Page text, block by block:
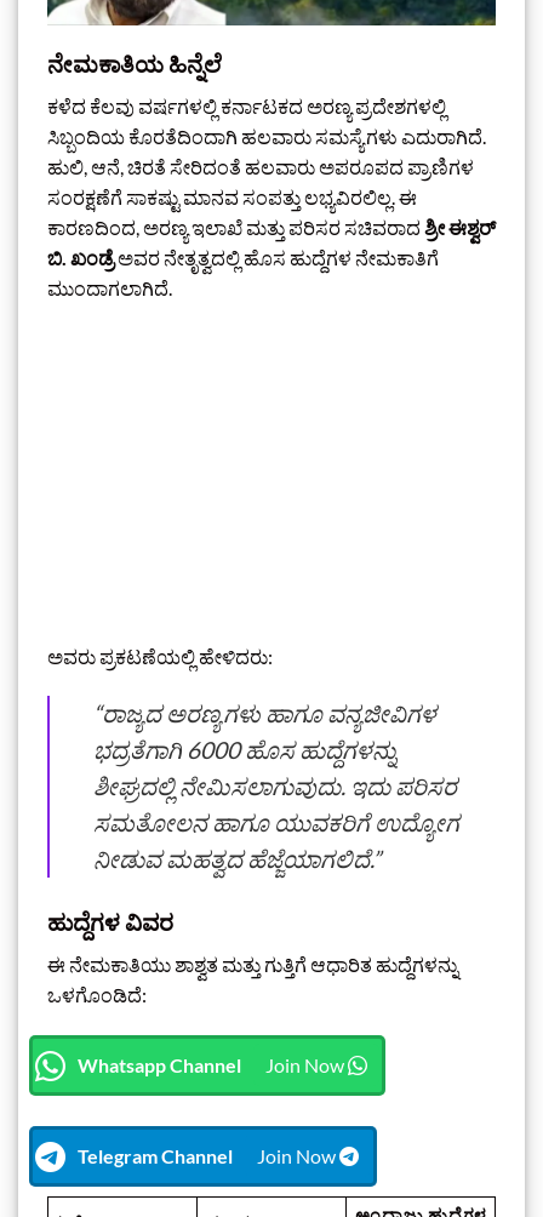
ನೇಮಕಾತಿಯ ಹಿನ್ನೆಲೆ
ಕಳೆದ ಕೆಲವು ವರ್ಷಗಳಲ್ಲಿ ಕರ್ನಾಟಕದ ಅರಣ್ಯ ಪ್ರದೇಶಗಳಲ್ಲಿ
ಸಿಬ್ಬಂದಿಯ ಕೊರತೆದಿಂದಾಗಿ ಹಲವಾರು ಸಮಸ್ಯೆಗಳು ಎದುರಾಗಿದೆ.
ಹುಲಿ, ಆನೆ, ಚಿರತೆ ಸೇರಿದಂತೆ ಹಲವಾರು ಅಪರೂಪದ ಪ್ರಾಣಿಗಳ
ಸಂರಕ್ಷಣೆಗೆ ಸಾಕಷ್ಟು ಮಾನವ ಸಂಪತ್ತು ಲಭ್ಯವಿರಲಿಲ್ಲ. ಈ
ಕಾರಣದಿಂದ, ಅರಣ್ಯ ಇಲಾಖೆ ಮತ್ತು ಪರಿಸರ ಸಚಿವರಾದ ಶ್ರೀ ಈಶ್ವರ್
ಬಿ. ಖಂಡ್ರೆಅವರ ನೇತೃತ್ವದಲ್ಲಿ ಹೊಸ ಹುದ್ದೆಗಳ ನೇಮಕಾತಿಗೆ
ಮುಂದಾಗಲಾಗಿದೆ.
ಅವರು ಪ್ರಕಟಣೆಯಲ್ಲಿ ಹೇಳಿದರು:
“ರಾಜ್ಯದ ಅರಣ್ಯಗಳು ಹಾಗೂ ವನ್ಯಜೀವಿಗಳ
ಭದ್ರತೆಗಾಗಿ 6000 ಹೊಸ ಹುದ್ದೆಗಳನ್ನು
ಶೀಘ್ರದಲ್ಲಿ ನೇಮಿಸಲಾಗುವುದು. ಇದು ಪರಿಸರ
ಸಮತೋಲನ ಹಾಗೂ ಯುವಕರಿಗೆ ಉದ್ಯೋಗ
ನೀಡುವ ಮಹತ್ವದ ಹೆಜ್ಜೆಯಾಗಲಿದೆ.”
ಹುದ್ದೆಗಳ ವಿವರ
ಈ ನೇಮಕಾತಿಯು ಶಾಶ್ವತ ಮತ್ತು ಗುತ್ತಿಗೆ ಆಧಾರಿತ ಹುದ್ದೆಗಳನ್ನು
ಒಳಗೊಂಡಿದೆ:
Whatsapp Channel Join Now
Telegram Channel Join Now